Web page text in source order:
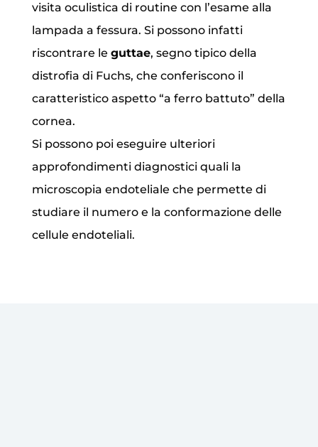
visita oculistica di routine con l’esame alla
lampada a fessura. Si possono infatti
riscontrare le guttae, segno tipico della
distrofia di Fuchs, che conferiscono il
caratteristico aspetto “a ferro battuto” della
cornea.
Si possono poi eseguire ulteriori
approfondimenti diagnostici quali la
microscopia endoteliale che permette di
studiare il numero e la conformazione delle
cellule endoteliali.